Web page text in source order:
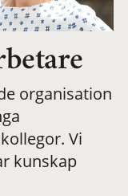
organisation
Vi
kunskap